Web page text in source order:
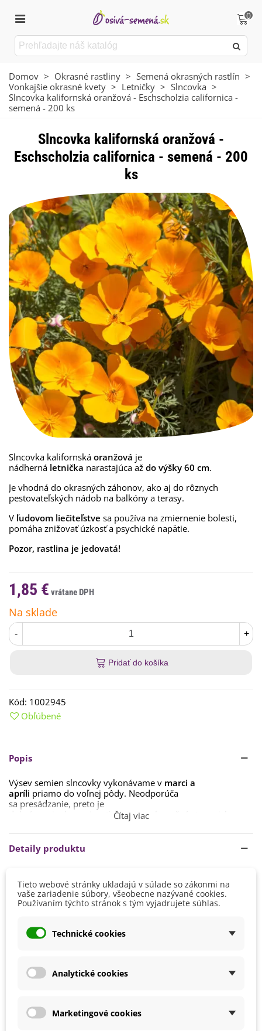
0
Domov > Okrasné rastliny > Semená okrasných rastlín >
Vonkajšie okrasné kvety > Letničky > Slncovka >
Slncovka kalifornská oranžová - Eschscholzia californica -
semená - 200 ks
Slncovka kalifornská oranžová -
Eschscholzia californica - semená - 200
ks
Slncovka kalifornská oranžová je
nádherná letnička narastajúca až do výšky 60 cm.
Je vhodná do okrasných záhonov, ako aj do rôznych
pestovateľských nádob na balkóny a terasy.
V ľudovom liečiteľstve sa používa na zmiernenie bolesti,
pomáha znižovať úzkosť a psychické napätie.
Pozor, rastlina je jedovatá!
1,85 €
Na sklade
- +
Pridať do košíka
Kód: 1002945
Obľúbené
Popis
Výsev semien slncovky vykonávame v marci a
apríli priamo do voľnej pôdy. Neodporúča
sa presádzanie, preto je
dobré
priamo na
Je dôležité semienka nevtláčať príliš hlboko do substrátu -
semienka vysievame
zahrnieme zeminou
Pôda im vyhovuje dostatočnepriepustná,zjemnená
pieskom či kamennou drťou. Tolerujú dobre sucho.
Čítaj viac
Detaily produktu
Výška
50 - 100 cm
Farba Kvetu
Oranžová
Stanovisko
Polotienisté
Výsev/výsadba
Marec
Tieto webové stránky ukladajú v súlade so zákonmi na
vaše zariadenie súbory, všeobecne nazývané cookies.
Používaním týchto stránok s tým vyjadrujete súhlas.
Technické cookies
Analytické cookies
Marketingové cookies